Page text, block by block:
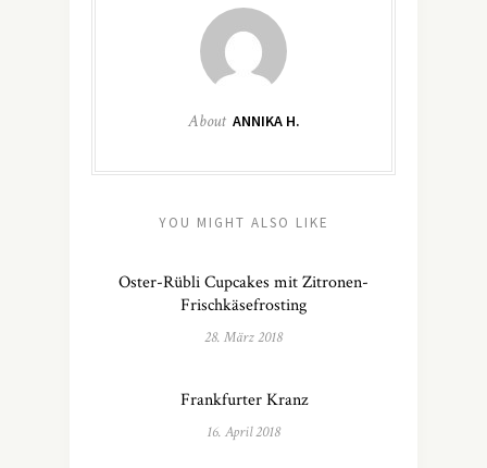
About ANNIKA H.
YOU MIGHT ALSO LIKE
Oster-Rübli Cupcakes mit Zitronen-
Frischkäsefrosting
28. März 2018
Frankfurter Kranz
16. April 2018